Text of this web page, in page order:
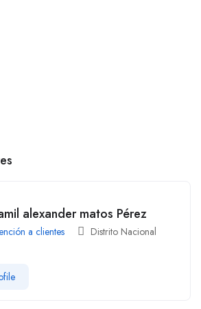
alexander matos Pérez
a clientes Distrito Nacional